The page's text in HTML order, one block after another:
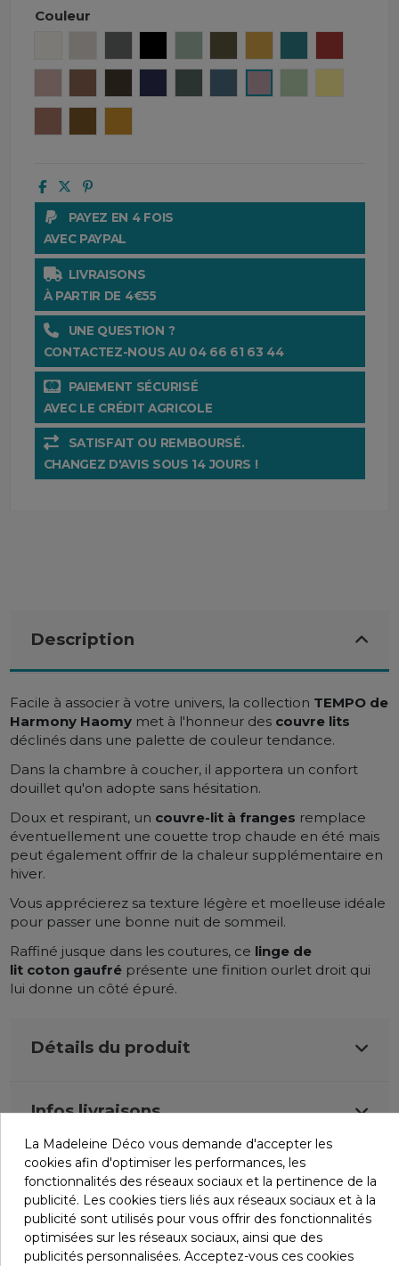
Couleur
PAYEZ EN 4 FOIS
AVEC PAYPAL
LIVRAISONS
À PARTIR DE 4€55
UNE QUESTION ?
CONTACTEZ-NOUS AU 04 66 61 63 44
PAIEMENT SÉCURISÉ
AVEC LE CRÉDIT AGRICOLE
SATISFAIT OU REMBOURSÉ.
CHANGEZ D'AVIS SOUS 14 JOURS !
Description
Facile à associer à votre univers, la collection TEMPO de
Harmony Haomy met à l'honneur des couvre lits
déclinés dans une palette de couleur tendance.
Dans la chambre à coucher, il apportera un confort
douillet qu'on adopte sans hésitation.
Doux et respirant, un couvre-lit à franges remplace
éventuellement une couette trop chaude en été mais
peut également offrir de la chaleur supplémentaire en
hiver.
Vous apprécierez sa texture légère et moelleuse idéale
pour passer une bonne nuit de sommeil.
Raffiné jusque dans les coutures, ce linge de
lit coton gaufré présente une finition ourlet droit qui
lui donne un côté épuré.
Détails du produit
Infos livraisons
Retours et remboursements
Avis (0)
La Madeleine Déco vous demande d'accepter les
cookies afin d'optimiser les performances, les
fonctionnalités des réseaux sociaux et la pertinence de la
publicité. Les cookies tiers liés aux réseaux sociaux et à la
publicité sont utilisés pour vous offrir des fonctionnalités
optimisées sur les réseaux sociaux, ainsi que des
publicités personnalisées. Acceptez-vous ces cookies